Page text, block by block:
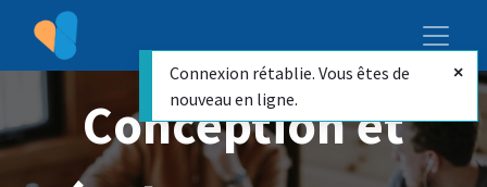
Conception et
Connexion rétablie. Vous êtes de
nouveau en ligne.